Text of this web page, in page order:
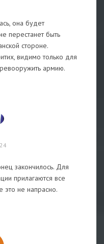
она будет
перестанет быть
стороне.
видимо только для
армию.
закончилось. Для
прилагаются все
это не напрасно.